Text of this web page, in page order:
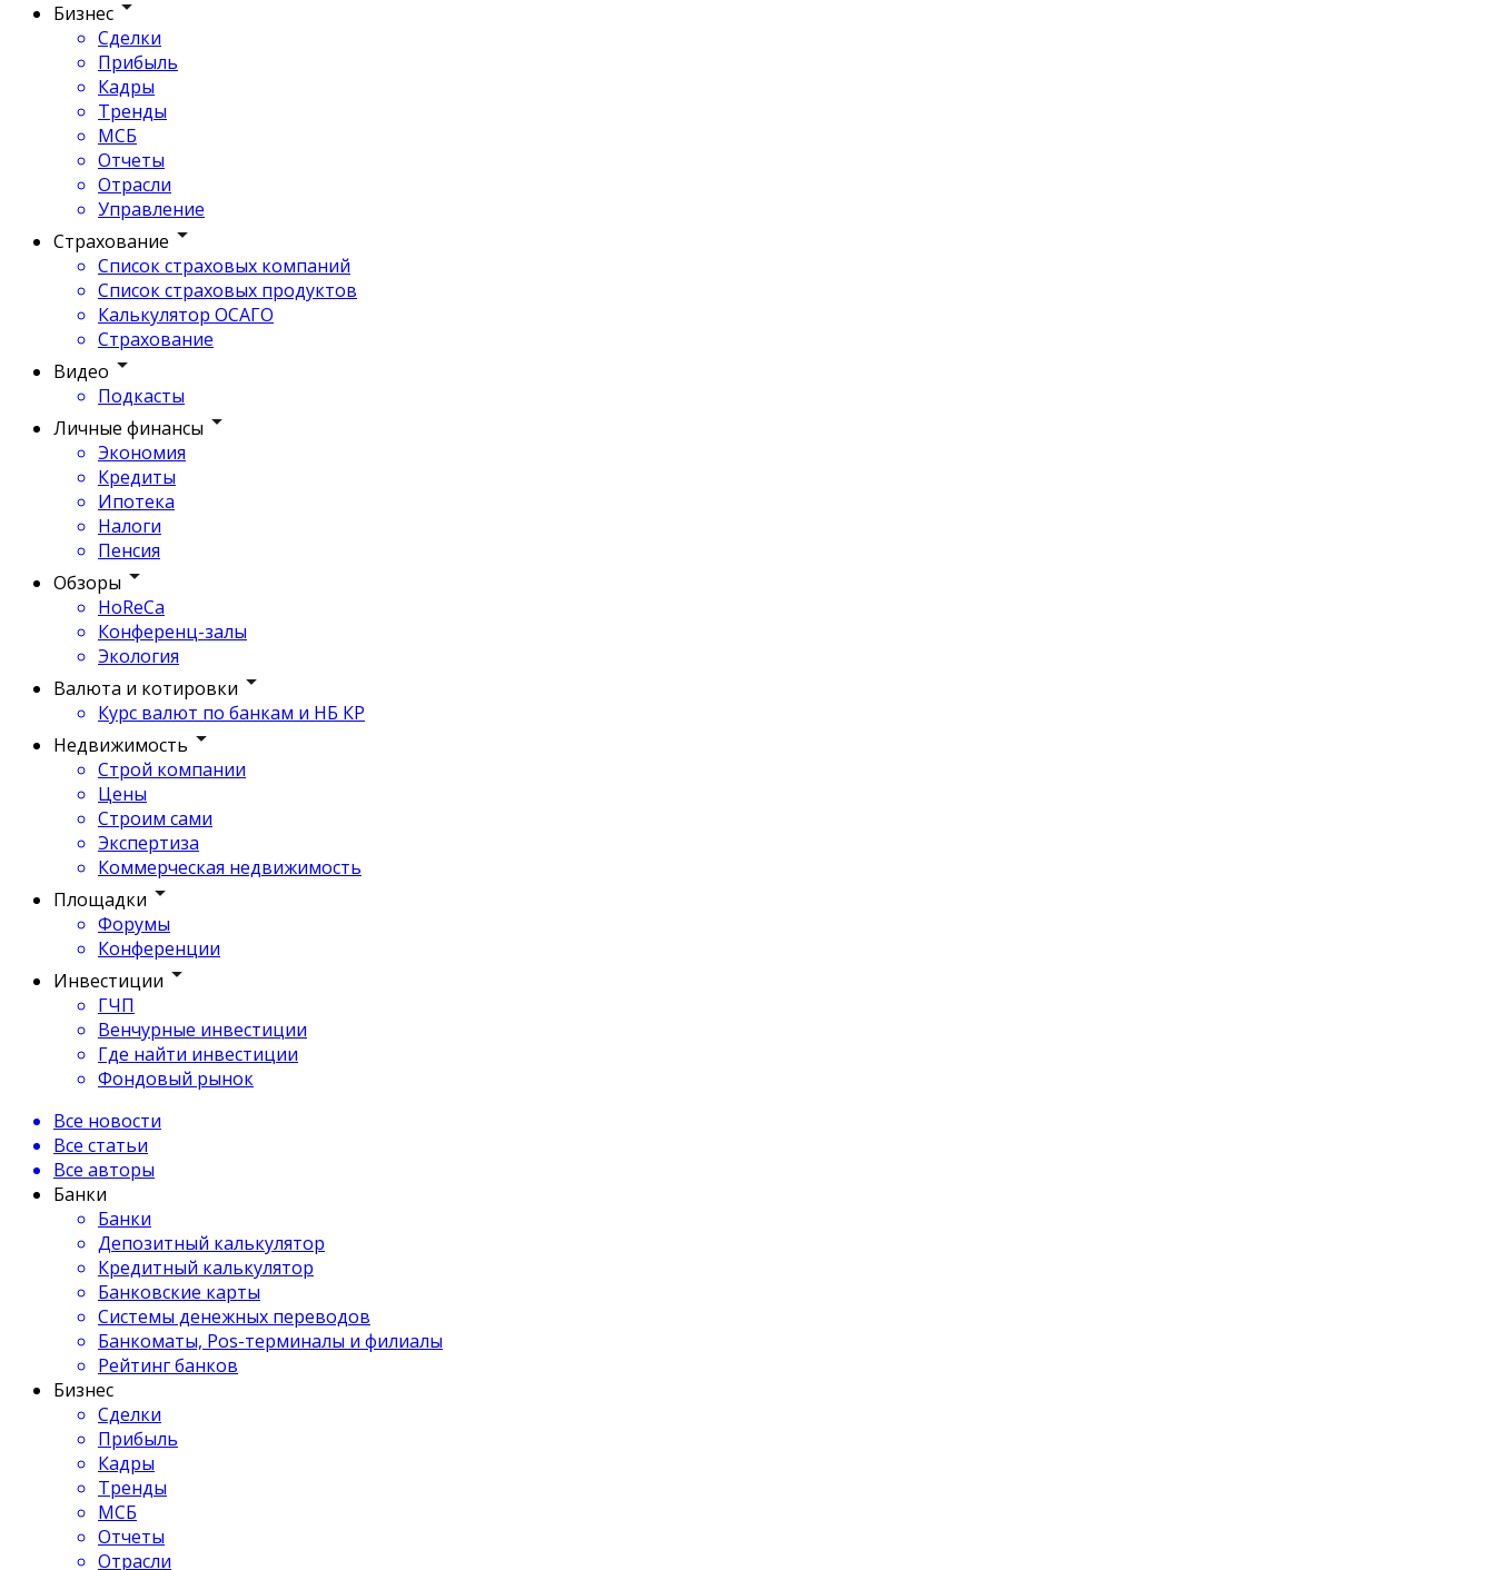
Бизнес
Сделки
Прибыль
Кадры
Тренды
МСБ
Отчеты
Отрасли
Управление
Страхование
Список страховых компаний
Список страховых продуктов
Калькулятор ОСАГО
Страхование
Видео
Подкасты
Личные финансы
Экономия
Кредиты
Ипотека
Налоги
Пенсия
Обзоры
HoReCa
Конференц-залы
Экология
Валюта и котировки
Курс валют по банкам и НБ КР
Недвижимость
Строй компании
Цены
Строим сами
Экспертиза
Коммерческая недвижимость
Площадки
Форумы
Конференции
Инвестиции
ГЧП
Венчурные инвестиции
Где найти инвестиции
Фондовый рынок
Все новости
Все статьи
Все авторы
Банки
Банки
Депозитный калькулятор
Кредитный калькулятор
Банковские карты
Системы денежных переводов
Банкоматы, Pos-терминалы и филиалы
Рейтинг банков
Бизнес
Сделки
Прибыль
Кадры
Тренды
МСБ
Отчеты
Отрасли